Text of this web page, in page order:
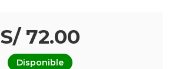
S/ 72.00
Disponible